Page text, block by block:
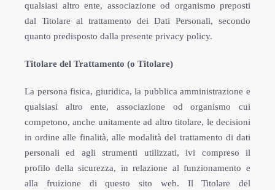
qualsiasi altro ente, associazione od organismo preposti
dal Titolare al trattamento dei Dati Personali, secondo
quanto predisposto dalla presente privacy policy.
Titolare del Trattamento (o Titolare)
La persona fisica, giuridica, la pubblica amministrazione e
qualsiasi altro ente, associazione od organismo cui
competono, anche unitamente ad altro titolare, le decisioni
in ordine alle finalità, alle modalità del trattamento di dati
personali ed agli strumenti utilizzati, ivi compreso il
profilo della sicurezza, in relazione al funzionamento e
alla fruizione di questo sito web. Il Titolare del